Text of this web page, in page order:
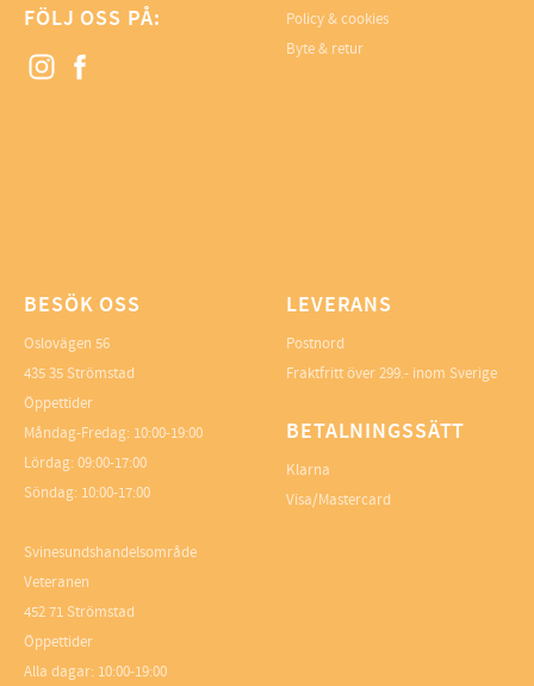
FÖLJ OSS PÅ:
Policy & cookies
Byte & retur
BESÖK OSS
Oslovägen 56
435 35 Strömstad
Öppettider
Måndag-Fredag: 10:00-19:00
Lördag: 09:00-17:00
Söndag: 10:00-17:00
Svinesundshandelsområde
Veteranen
452 71 Strömstad
Öppettider
Alla dagar: 10:00-19:00
LEVERANS
Postnord
Fraktfritt över 299.- inom Sverige
BETALNINGSSÄTT
Klarna
Visa/Mastercard